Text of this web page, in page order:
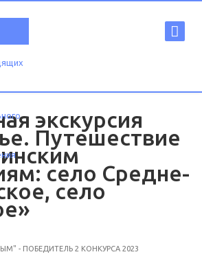
экскурсия
Путешествие
село Средне-
село
- ПОБЕДИТЕЛЬ 2 КОНКУРСА 2023